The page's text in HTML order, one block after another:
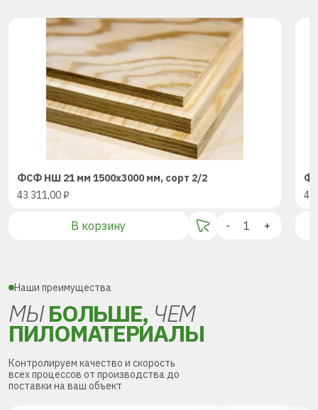
ФСФ НШ 21 мм 1500х3000 мм, сорт 2/2
43 311,00₽
В корзину - +
43
Наши преимущества
МЫБОЛЬШЕ, ЧЕМ
ПИЛОМАТЕРИАЛЫ
Контролируем качество и скорость
всех процессов от производства до
поставки на ваш объект